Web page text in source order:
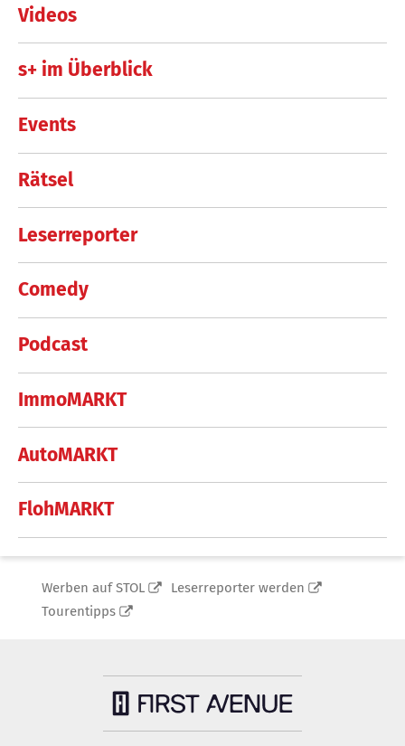
Videos
s+ im Überblick
Events
Rätsel
Leserreporter
Comedy
Podcast
ImmoMARKT
AutoMARKT
FlohMARKT
Werben auf STOL
Leserreporter werden
Tourentipps